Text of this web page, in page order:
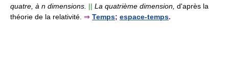
quatre, à n dimensions. || La quatrième dimension, d'après la
théorie de la relativité. ⇒ Temps; espace-temps.